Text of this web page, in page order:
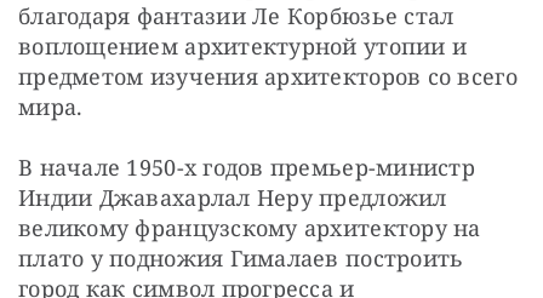
благодаря фантазии Ле Корбюзье стал
воплощением архитектурной утопии и
предметом изучения архитекторов со всего
мира.
В начале 1950-х годов премьер-министр
Индии Джавахарлал Неру предложил
великому французскому архитектору на
плато у подножия Гималаев построить
город как символ прогресса и